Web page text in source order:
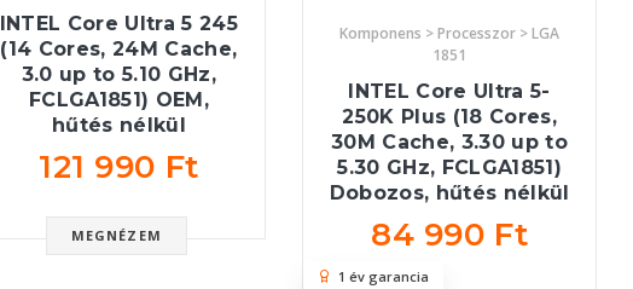
INTEL Core Ultra 5 245
(14 Cores, 24M Cache,
3.0 up to 5.10 GHz,
FCLGA1851) OEM,
hűtés nélkül
121 990 Ft
MEGNÉZEM
Komponens > Processzor > LGA
1851
INTEL Core Ultra 5-
250K Plus (18 Cores,
30M Cache, 3.30 up to
5.30 GHz, FCLGA1851)
Dobozos, hűtés nélkül
84 990 Ft
1 év garancia